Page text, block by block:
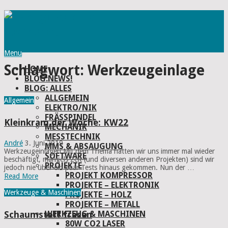
Menu
HOME
BLOG:NEWS!
BLOG: ALLES
ALLGEMEIN
ELEKTRO/NIK
FRÄSSPINDEL
MECHANIK
MESSTECHNIK
MMS & ABSAUGUNG
SOFTWARE
PROJEKTE
PROJEKT KOMPRESSOR
PROJEKTE – ELEKTRONIK
PROJEKTE – HOLZ
PROJEKTE – METALL
WERKZEUG & MASCHINEN
80W CO2 LASER
Schlagwort: Werkzeugeinlage
Allgemein
Kleinkram der Woche: KW22
André 3. Juni 2019
Werkzeugeinlagen Mit dem Thema hatten wir uns immer mal wieder
beschäftigt, mangels Zeit (und diversen anderen Projekten) sind wir
jedoch nie über ein paar Tests hinaus gekommen. Nun der …
Read More
Werkzeuge & Maschinen
Schaumstoff fräsen